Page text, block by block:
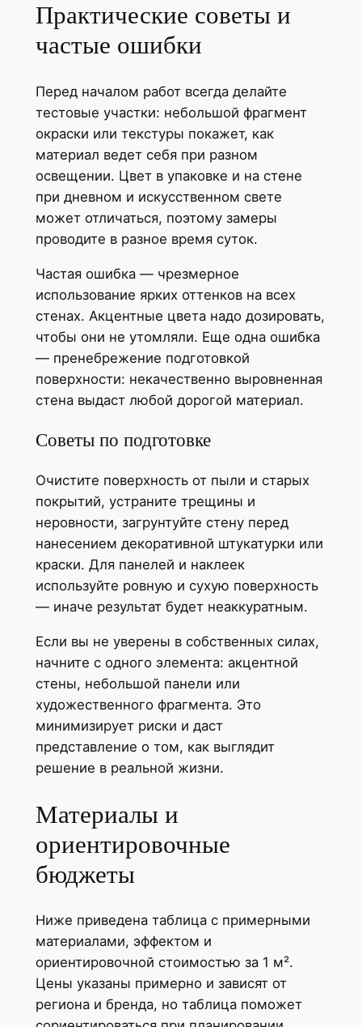
Практические советы и
частые ошибки
Перед началом работ всегда делайте
тестовые участки: небольшой фрагмент
окраски или текстуры покажет, как
материал ведет себя при разном
освещении. Цвет в упаковке и на стене
при дневном и искусственном свете
может отличаться, поэтому замеры
проводите в разное время суток.
Частая ошибка — чрезмерное
использование ярких оттенков на всех
стенах. Акцентные цвета надо дозировать,
чтобы они не утомляли. Еще одна ошибка
— пренебрежение подготовкой
поверхности: некачественно выровненная
стена выдаст любой дорогой материал.
Советы по подготовке
Очистите поверхность от пыли и старых
покрытий, устраните трещины и
неровности, загрунтуйте стену перед
нанесением декоративной штукатурки или
краски. Для панелей и наклеек
используйте ровную и сухую поверхность
— иначе результат будет неаккуратным.
Если вы не уверены в собственных силах,
начните с одного элемента: акцентной
стены, небольшой панели или
художественного фрагмента. Это
минимизирует риски и даст
представление о том, как выглядит
решение в реальной жизни.
Материалы и
ориентировочные
бюджеты
Ниже приведена таблица с примерными
материалами, эффектом и
ориентировочной стоимостью за 1 м².
Цены указаны примерно и зависят от
региона и бренда, но таблица поможет